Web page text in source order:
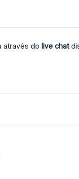
através do live chat